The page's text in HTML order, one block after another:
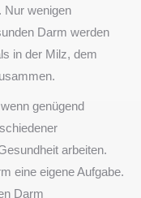
Nur wenigen
Darm werden
in der Milz, dem
genügend
arbeiten.
eine eigene Aufgabe.
Darm